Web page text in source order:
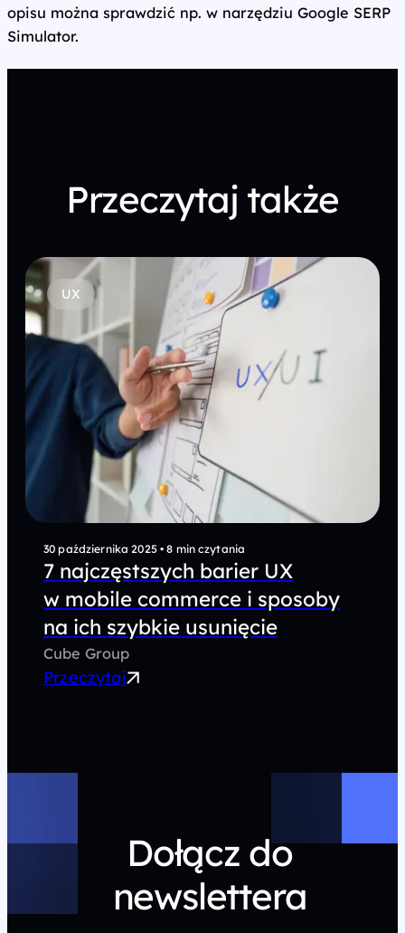
opisu można sprawdzić np. w narzędziu Google SERP
Simulator.
Przeczytaj także
UX
30 października 2025 • 8 min czytania
7 najczęstszych barier UX
w mobile commerce i sposoby
na ich szybkie usunięcie
Cube Group
Przeczytaj
Dołącz do
newslettera